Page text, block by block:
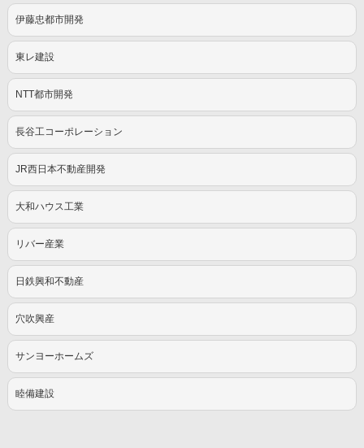
伊藤忠都市開発
東レ建設
NTT都市開発
長谷工コーポレーション
JR西日本不動産開発
大和ハウス工業
リバー産業
日鉄興和不動産
穴吹興産
サンヨーホームズ
睦備建設